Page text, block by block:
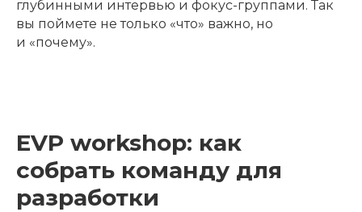
глубинными интервью и фокус-группами. Так
вы поймете не только «что» важно, но
и «почему».
EVP workshop: как
собрать команду для
разработки